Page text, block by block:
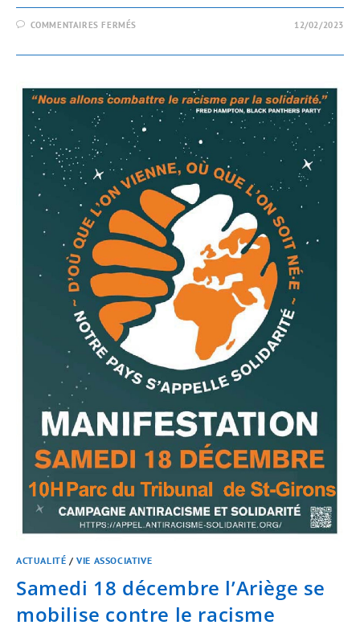
COMMENTAIRES FERMÉS 12/02/2023
ACTUALITÉ /VIE ASSOCIATIVE
Samedi 18 décembre l’Ariège se
mobilise contre le racisme